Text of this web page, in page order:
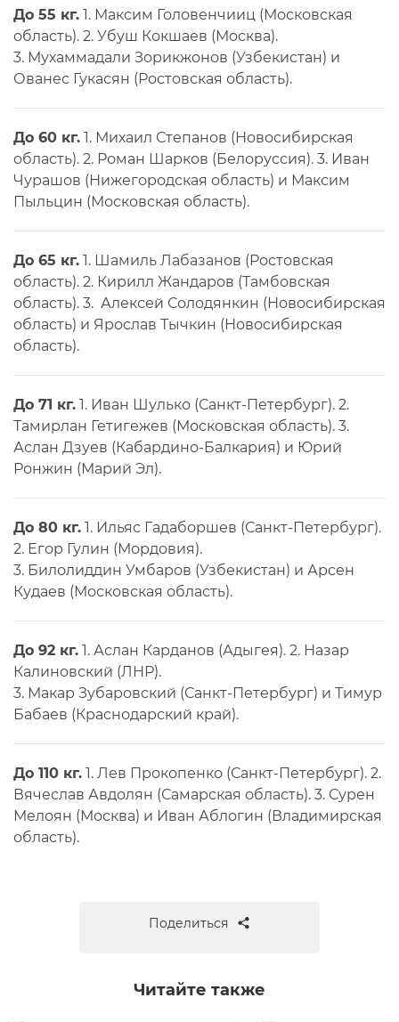
До 55 кг. 1. Максим Головенчииц (Московская
область). 2. Убуш Кокшаев (Москва).
3. Мухаммадали Зорикжонов (Узбекистан) и
Ованес Гукасян (Ростовская область).
До 60 кг. 1. Михаил Степанов (Новосибирская
область). 2. Роман Шарков (Белоруссия). 3. Иван
Чурашов (Нижегородская область) и Максим
Пыльцин (Московская область).
До 65 кг. 1. Шамиль Лабазанов (Ростовская
область). 2. Кирилл Жандаров (Тамбовская
область). 3. Алексей Солодянкин (Новосибирская
область) и Ярослав Тычкин (Новосибирская
область).
До 71 кг. 1. Иван Шулько (Санкт-Петербург). 2.
Тамирлан Гетигежев (Московская область). 3.
Аслан Дзуев (Кабардино-Балкария) и Юрий
Ронжин (Марий Эл).
До 80 кг. 1. Ильяс Гадаборшев (Санкт-Петербург).
2. Егор Гулин (Мордовия).
3. Билолиддин Умбаров (Узбекистан) и Арсен
Кудаев (Московская область).
До 92 кг. 1. Аслан Карданов (Адыгея). 2. Назар
Калиновский (ЛНР).
3. Макар Зубаровский (Санкт-Петербург) и Тимур
Бабаев (Краснодарский край).
До 110 кг. 1. Лев Прокопенко (Санкт-Петербург). 2.
Вячеслав Авдолян (Самарская область). 3. Сурен
Мелоян (Москва) и Иван Аблогин (Владимирская
область).
Поделиться
Читайте также